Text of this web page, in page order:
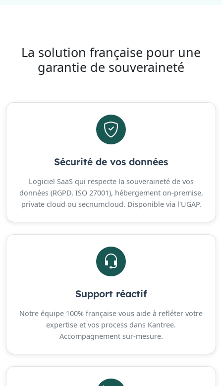
La solution française pour une
garantie de souveraineté
Sécurité de vos données
Logiciel SaaS qui respecte la souveraineté de vos
données (RGPD, ISO 27001), hébergement on-premise,
private cloud ou secnumcloud. Disponible via l'UGAP.
Support réactif
Notre équipe 100% française vous aide à refléter votre
expertise et vos process dans Kantree.
Accompagnement sur-mesure.